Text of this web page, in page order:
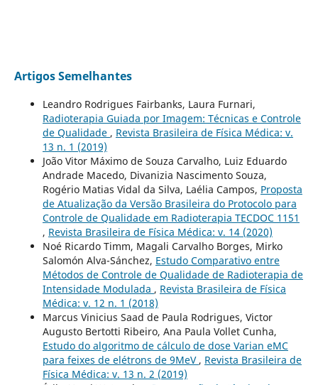
Artigos Semelhantes
Leandro Rodrigues Fairbanks, Laura Furnari,
Radioterapia Guiada por Imagem: Técnicas e Controle
de Qualidade , Revista Brasileira de Física Médica: v.
13 n. 1 (2019)
João Vitor Máximo de Souza Carvalho, Luiz Eduardo
Andrade Macedo, Divanizia Nascimento Souza,
Rogério Matias Vidal da Silva, Laélia Campos, Proposta
de Atualização da Versão Brasileira do Protocolo para
Controle de Qualidade em Radioterapia TECDOC 1151
, Revista Brasileira de Física Médica: v. 14 (2020)
Noé Ricardo Timm, Magali Carvalho Borges, Mirko
Salomón Alva-Sánchez, Estudo Comparativo entre
Métodos de Controle de Qualidade de Radioterapia de
Intensidade Modulada , Revista Brasileira de Física
Médica: v. 12 n. 1 (2018)
Marcus Vinicius Saad de Paula Rodrigues, Victor
Augusto Bertotti Ribeiro, Ana Paula Vollet Cunha,
Estudo do algoritmo de cálculo de dose Varian eMC
para feixes de elétrons de 9MeV , Revista Brasileira de
Física Médica: v. 13 n. 2 (2019)